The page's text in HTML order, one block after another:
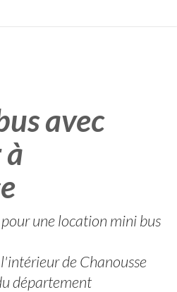
avec
une location mini bus
de Chanousse
département